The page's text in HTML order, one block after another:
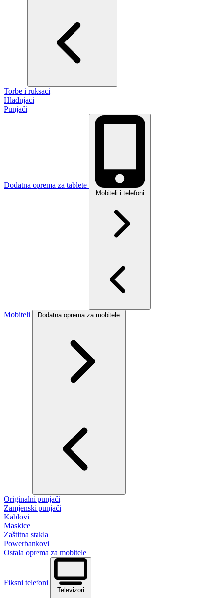
Torbe i ruksaci
Hladnjaci
Punjači
Dodatna oprema za tablete
Mobiteli i telefoni
Mobiteli Dodatna oprema za mobitele
Originalni punjači
Zamjenski punjači
Kablovi
Maskice
Zaštitna stakla
Powerbankovi
Ostala oprema za mobitele
Fiksni telefoni
Televizori